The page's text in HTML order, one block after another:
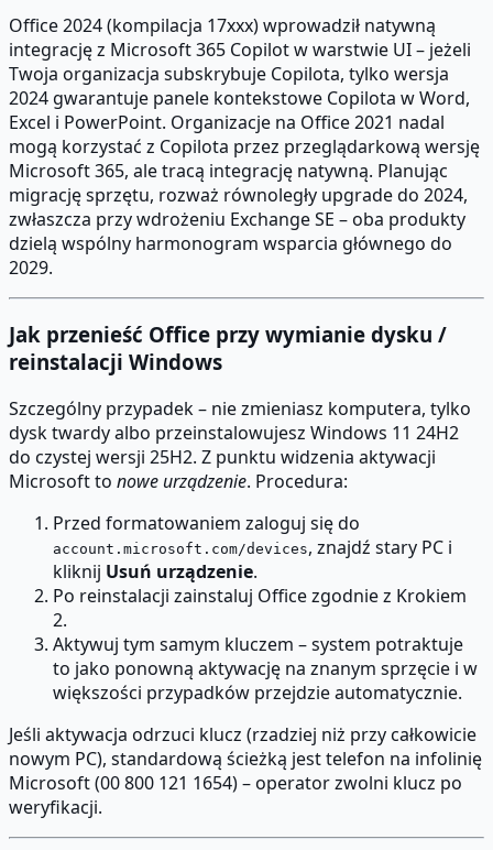
Office 2024 (kompilacja 17xxx) wprowadził natywną
integrację z Microsoft 365 Copilot w warstwie UI – jeżeli
Twoja organizacja subskrybuje Copilota, tylko wersja
2024 gwarantuje panele kontekstowe Copilota w Word,
Excel i PowerPoint. Organizacje na Office 2021 nadal
mogą korzystać z Copilota przez przeglądarkową wersję
Microsoft 365, ale tracą integrację natywną. Planując
migrację sprzętu, rozważ równoległy upgrade do 2024,
zwłaszcza przy wdrożeniu Exchange SE – oba produkty
dzielą wspólny harmonogram wsparcia głównego do
2029.
Jak przenieść Office przy wymianie dysku /
reinstalacji Windows
Szczególny przypadek – nie zmieniasz komputera, tylko
dysk twardy albo przeinstalowujesz Windows 11 24H2
do czystej wersji 25H2. Z punktu widzenia aktywacji
Microsoft to nowe urządzenie. Procedura:
Przed formatowaniem zaloguj się do
account.microsoft.com/devices, znajdź stary PC i
kliknij Usuń urządzenie.
Po reinstalacji zainstaluj Office zgodnie z Krokiem
2.
Aktywuj tym samym kluczem – system potraktuje
to jako ponowną aktywację na znanym sprzęcie i w
większości przypadków przejdzie automatycznie.
Jeśli aktywacja odrzuci klucz (rzadziej niż przy całkowicie
nowym PC), standardową ścieżką jest telefon na infolinię
Microsoft (00 800 121 1654) – operator zwolni klucz po
weryfikacji.